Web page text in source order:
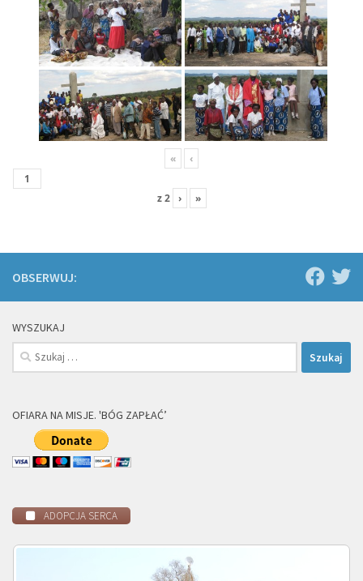
« ‹
z2 › »
OBSERWUJ:
WYSZUKAJ
Szukaj:
OFIARA NA MISJE. 'BÓG ZAPŁAĆ’
ADOPCJA SERCA